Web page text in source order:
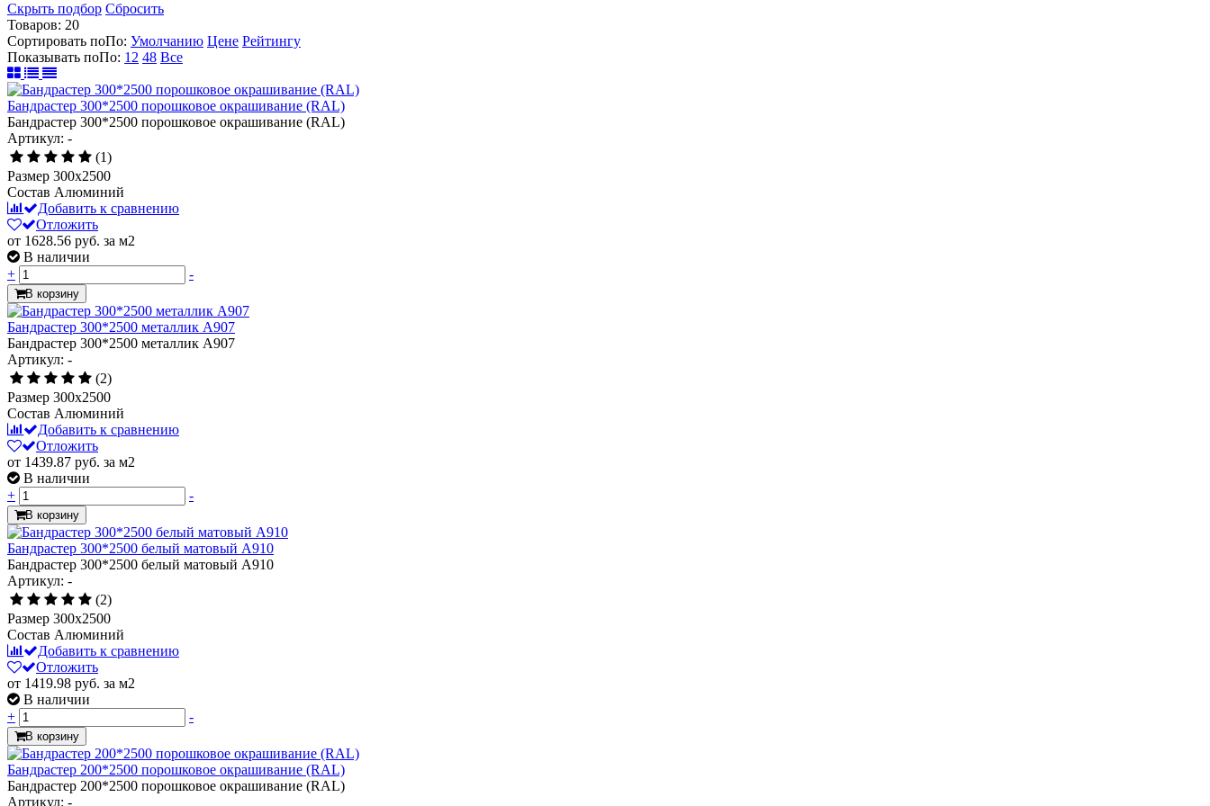
Скрыть подбор Сбросить
Товаров: 20
Сортировать поПо: Умолчанию Цене Рейтингу
Показывать поПо: 12 48 Все
Бандрастер 300*2500 порошковое окрашивание (RAL)
Бандрастер 300*2500 порошковое окрашивание (RAL)
Артикул: -
(1)
Размер 300x2500
Состав Алюминий
Добавить к сравнению
Отложить
от 1628.56 руб. за м2
В наличии
+
-
В корзину
Бандрастер 300*2500 металлик А907
Бандрастер 300*2500 металлик А907
Артикул: -
(2)
Размер 300x2500
Состав Алюминий
Добавить к сравнению
Отложить
от 1439.87 руб. за м2
В наличии
+
-
В корзину
Бандрастер 300*2500 белый матовый А910
Бандрастер 300*2500 белый матовый А910
Артикул: -
(2)
Размер 300x2500
Состав Алюминий
Добавить к сравнению
Отложить
от 1419.98 руб. за м2
В наличии
+
-
В корзину
Бандрастер 200*2500 порошковое окрашивание (RAL)
Бандрастер 200*2500 порошковое окрашивание (RAL)
Артикул: -